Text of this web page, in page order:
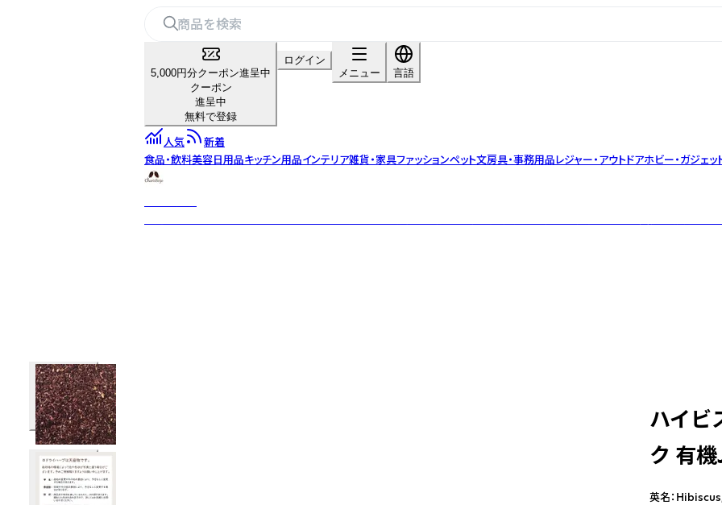
5,000円分クーポン進呈中
クーポン
進呈中
無料で登録
ログイン
メニュー
言語
人気
新着
食品・飲料美容日用品キッチン用品インテリア雑貨・家具ファッションペット文房具・事務用品レジャー・アウトドアホビー・ガジェッ
ハイビ
ク 有
英名：